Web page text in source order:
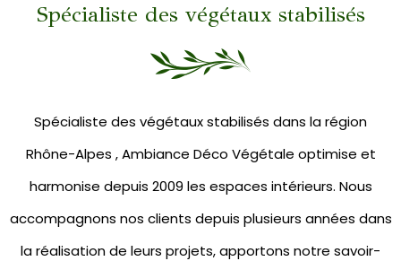
Spécialiste des végétaux stabilisés
Spécialiste des végétaux stabilisés dans la région
Rhône-Alpes , Ambiance Déco Végétale optimise et
harmonise depuis 2009 les espaces intérieurs. Nous
accompagnons nos clients depuis plusieurs années dans
la réalisation de leurs projets, apportons notre savoir-